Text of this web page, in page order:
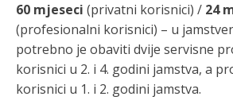
60 mjeseci (privatni korisnici) / 24
(profesionalni korisnici) – u
potrebno je obaviti dvije servisne
korisnici u 2. i 4. godini jamstva, a
korisnici u 1. i 2. godini jamstva.